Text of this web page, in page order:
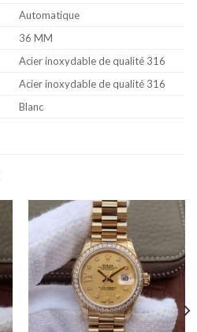
Automatique
36 MM
Acier inoxydable de qualité 316
Acier inoxydable de qualité 316
Blanc